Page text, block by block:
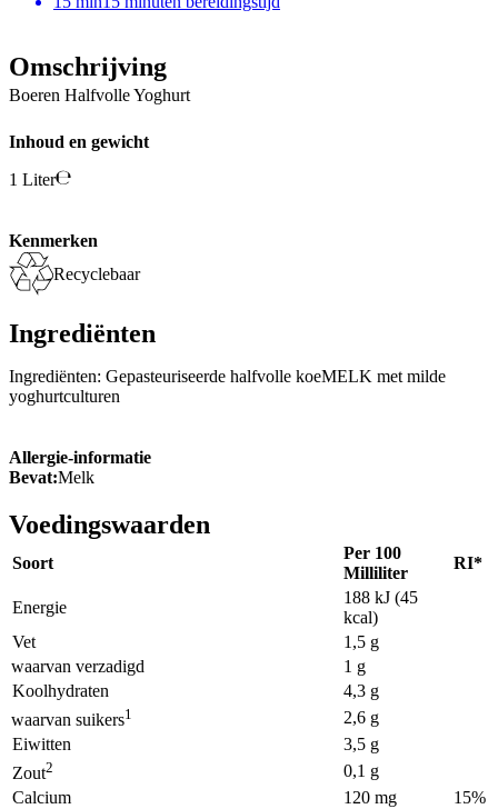
Omschrijving
Boeren Halfvolle Yoghurt
Inhoud en gewicht
1 Liter
Kenmerken
Recyclebaar
Ingrediënten
Ingrediënten: Gepasteuriseerde halfvolle koeMELK met milde
yoghurtculturen
Allergie-informatie
Bevat:Melk
Voedingswaarden
Soort
Per 100
Milliliter
RI*
Energie
188 kJ (45
kcal)
Vet
1,5 g
waarvan verzadigd
1 g
Koolhydraten
4,3 g
waarvan suikers1
2,6 g
Eiwitten
3,5 g
Zout2
0,1 g
Calcium
120 mg 15%